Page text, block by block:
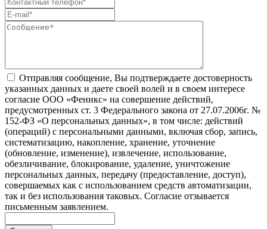
Отправляя сообщение, Вы подтверждаете достоверность
указанных данных и даете своей волей и в своем интересе
согласие ООО «Феникс» на совершение действий,
предусмотренных ст. 3 Федерального закона от 27.07.2006г. №
152-ФЗ «О персональных данных», в том числе: действий
(операций) с персональными данными, включая сбор, запись,
систематизацию, накопление, хранение, уточнение
(обновление, изменение), извлечение, использование,
обезличивание, блокирование, удаление, уничтожение
персональных данных, передачу (предоставление, доступ),
совершаемых как с использованием средств автоматизации,
так и без использования таковых. Согласие отзывается
письменным заявлением.